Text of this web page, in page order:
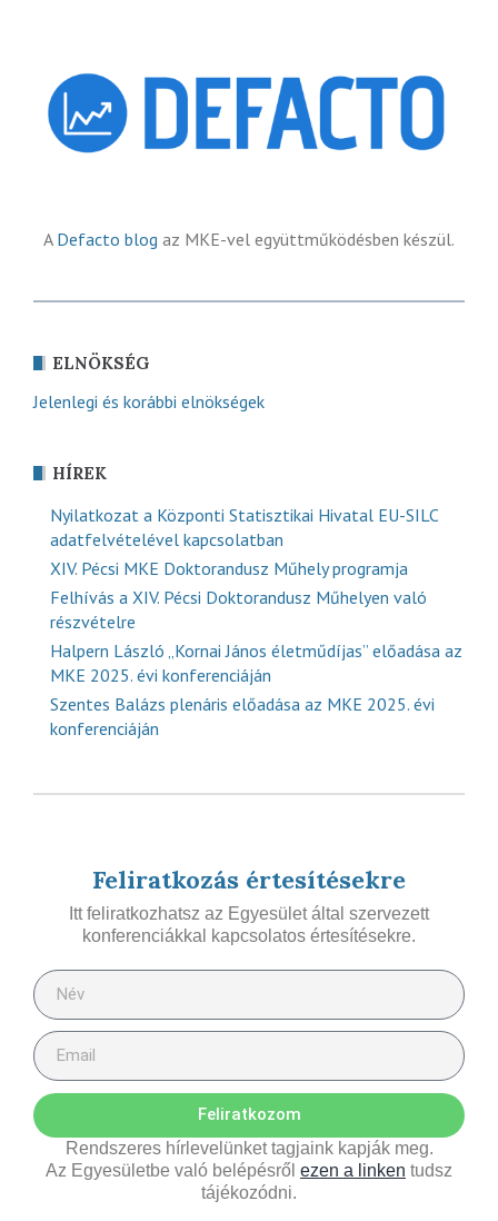
A Defacto blog az MKE-vel együttműködésben készül.
ELNÖKSÉG
Jelenlegi és korábbi elnökségek
HÍREK
Nyilatkozat a Központi Statisztikai Hivatal EU-SILC
adatfelvételével kapcsolatban
XIV. Pécsi MKE Doktorandusz Műhely programja
Felhívás a XIV. Pécsi Doktorandusz Műhelyen való
részvételre
Halpern László „Kornai János életműdíjas” előadása az
MKE 2025. évi konferenciáján
Szentes Balázs plenáris előadása az MKE 2025. évi
konferenciáján
Feliratkozás értesítésekre
Itt feliratkozhatsz az Egyesület által szervezett
konferenciákkal kapcsolatos értesítésekre.
Feliratkozom
Rendszeres hírlevelünket tagjaink kapják meg.
Az Egyesületbe való belépésről ezen a linken tudsz
tájékozódni.